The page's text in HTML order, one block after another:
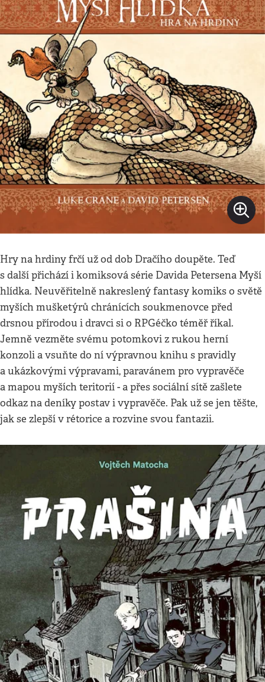
Hry na hrdiny frčí už od dob Dračího doupěte. Teď
s další přichází i komiksová série Davida Petersena Myší
hlídka. Neuvěřitelně nakreslený fantasy komiks o světě
myších mušketýrů chránících soukmenovce před
drsnou přírodou i dravci si o RPGéčko téměř říkal.
Jemně vezměte svému potomkovi z rukou herní
konzoli a vsuňte do ní výpravnou knihu s pravidly
a ukázkovými výpravami, paravánem pro vypravěče
a mapou myších teritorií - a přes sociální sítě zašlete
odkaz na deníky postav i vypravěče. Pak už se jen těšte,
jak se zlepší v rétorice a rozvine svou fantazii.